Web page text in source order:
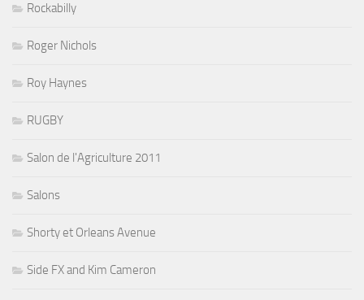
Rockabilly
Roger Nichols
Roy Haynes
RUGBY
Salon de l'Agriculture 2011
Salons
Shorty et Orleans Avenue
Side FX and Kim Cameron